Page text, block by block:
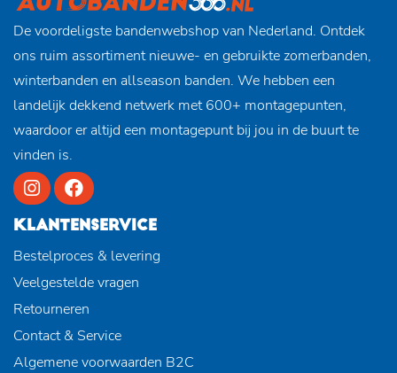
De voordeligste bandenwebshop van Nederland. Ontdek
ons ruim assortiment nieuwe- en gebruikte zomerbanden,
winterbanden en allseason banden. We hebben een
landelijk dekkend netwerk met 600+ montagepunten,
waardoor er altijd een montagepunt bij jou in de buurt te
vinden is.
KLANTENSERVICE
Bestelproces & levering
Veelgestelde vragen
Retourneren
Contact & Service
Algemene voorwaarden B2C